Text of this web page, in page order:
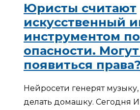
Юристы считают
искусственный
инструментом
опасности.
появиться права?
Нейросети генерят
делать домашку. Сегодня